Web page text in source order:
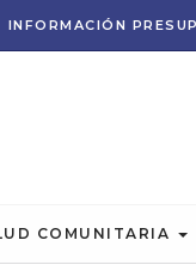
INFORMACIÓN
COMUNITARIA